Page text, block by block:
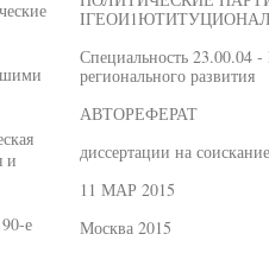
Специальность 23.00.04
регионального развития
АВТОРЕФЕРАТ
диссертации на
11 МАР 2015
Москва 2015
и
е